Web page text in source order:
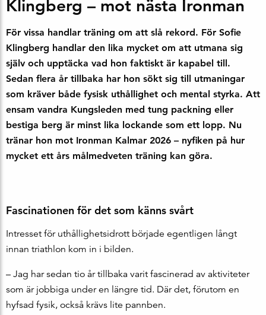
Klingberg – mot nästa Ironman
För vissa handlar träning om att slå rekord. För Sofie
Klingberg handlar den lika mycket om att utmana sig
själv och upptäcka vad hon faktiskt är kapabel till.
Sedan flera år tillbaka har hon sökt sig till utmaningar
som kräver både fysisk uthållighet och mental styrka. Att
ensam vandra Kungsleden med tung packning eller
bestiga berg är minst lika lockande som ett lopp. Nu
tränar hon mot Ironman Kalmar 2026 – nyfiken på hur
mycket ett års målmedveten träning kan göra.
Fascinationen för det som känns svårt
Intresset för uthållighetsidrott började egentligen långt
innan triathlon kom in i bilden.
– Jag har sedan tio år tillbaka varit fascinerad av aktiviteter
som är jobbiga under en längre tid. Där det, förutom en
hyfsad fysik, också krävs lite pannben.